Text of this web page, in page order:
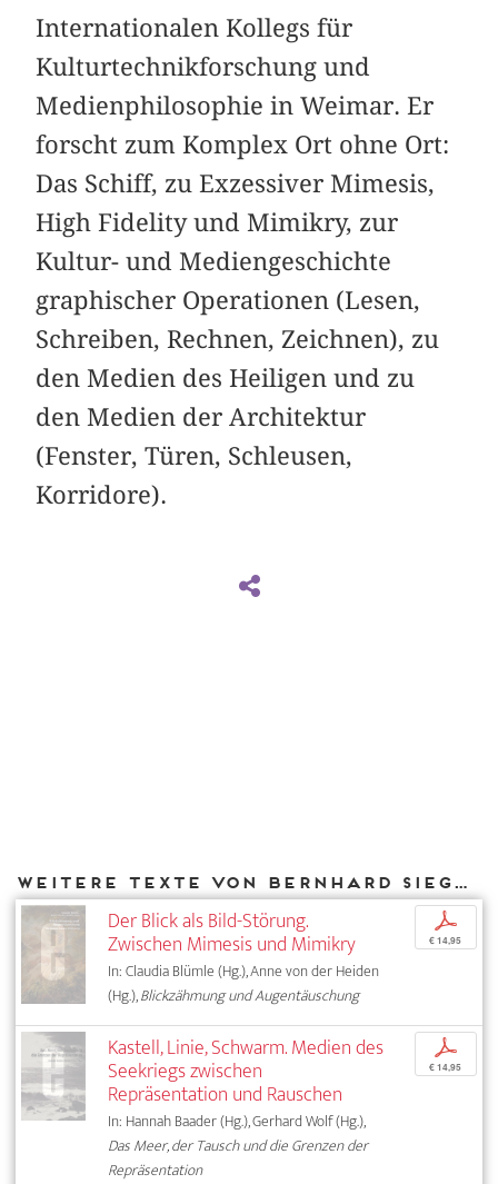
Internationalen Kollegs für
Kulturtechnikforschung und
Medienphilosophie in Weimar. Er
forscht zum Komplex Ort ohne Ort:
Das Schiff, zu Exzessiver Mimesis,
High Fidelity und Mimikry, zur
Kultur- und Mediengeschichte
graphischer Operationen (Lesen,
Schreiben, Rechnen, Zeichnen), zu
den Medien des Heiligen und zu
den Medien der Architektur
(Fenster, Türen, Schleusen,
Korridore).
Weitere Texte von Bernhard Siegert bei DIAPHANES
Der Blick als Bild-Störung.
Zwischen Mimesis und Mimikry
In: Claudia Blümle (Hg.), Anne von der Heiden
(Hg.),Blickzähmung und Augentäuschung
p
€ 14,95
Kastell, Linie, Schwarm. Medien des
Seekriegs zwischen
Repräsentation und Rauschen
In: Hannah Baader (Hg.), Gerhard Wolf (Hg.),
Das Meer, der Tausch und die Grenzen der
Repräsentation
p
€ 14,95